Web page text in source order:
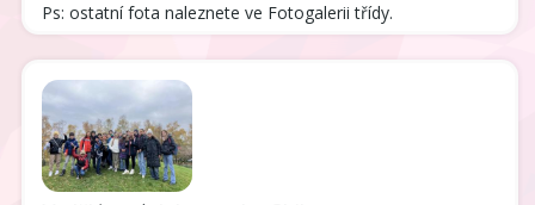
Ps: ostatní fota naleznete ve Fotogalerii třídy.